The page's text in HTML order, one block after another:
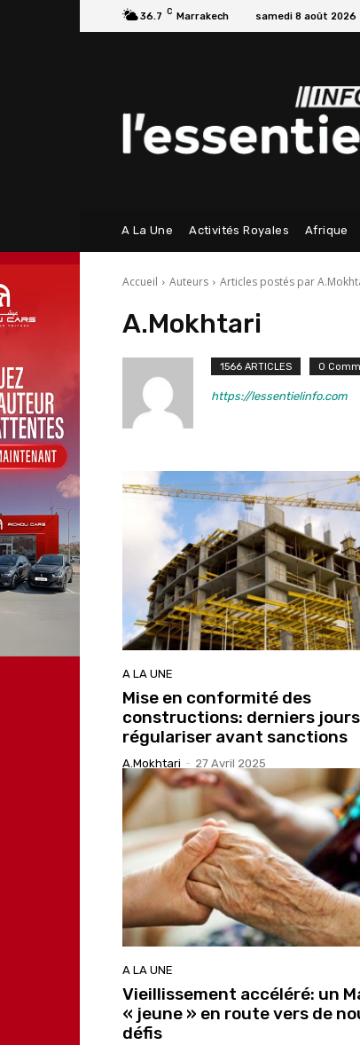
36.7 C Marrakech samedi 8 août 2026
A La Une Activités Royales Afrique
Accueil Auteurs Articles postés par
A.Mokhtari
1566 ARTICLES 0
https://lessentielinfo.com
A LA UNE
Mise en conformité des
constructions: derniers
régulariser avant sanctions
A.Mokhtari - 27 Avril 2025
A LA UNE
Vieillissement accéléré: un
« jeune » en route vers de
défis